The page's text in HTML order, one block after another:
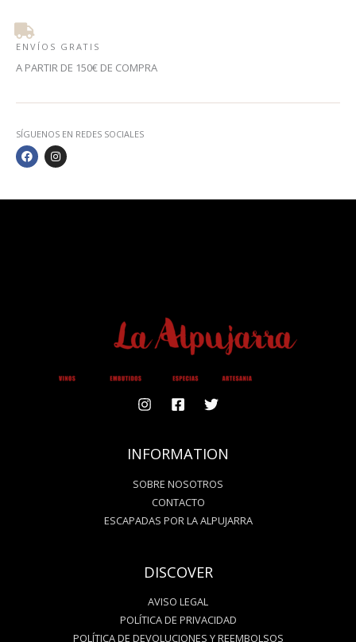
ENVÍOS GRATIS
A PARTIR DE 150€ DE COMPRA
SÍGUENOS EN REDES SOCIALES
F
A
C
I
N
S
INFORMATION
SOBRE NOSOTROS
CONTACTO
ESCAPADAS POR LA ALPUJARRA
DISCOVER
AVISO LEGAL
POLÍTICA DE PRIVACIDAD
POLÍTICA DE DEVOLUCIONES Y REEMBOLSOS